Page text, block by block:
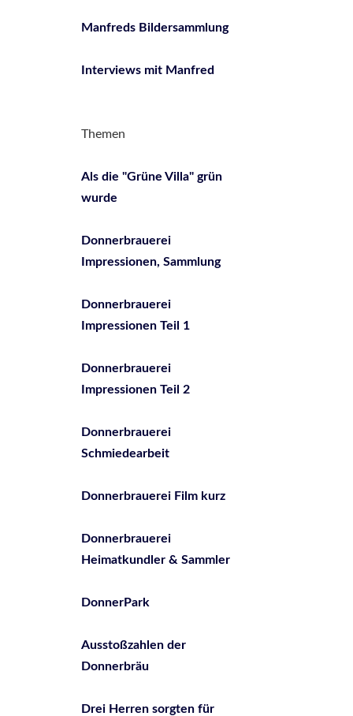
Manfreds Bildersammlung
Interviews mit Manfred
Themen
Als die "Grüne Villa" grün
wurde
Donnerbrauerei
Impressionen, Sammlung
Donnerbrauerei
Impressionen Teil 1
Donnerbrauerei
Impressionen Teil 2
Donnerbrauerei
Schmiedearbeit
Donnerbrauerei Film kurz
Donnerbrauerei
Heimatkundler & Sammler
DonnerPark
Ausstoßzahlen der
Donnerbräu
Drei Herren sorgten für